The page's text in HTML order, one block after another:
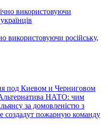
використовуючи російську,
под Киевом и Черниговом
НАТО: чим
за домовленістю з
создадут пожарную команду